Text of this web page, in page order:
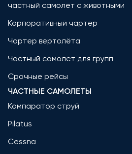
частный самолет с животными
Корпоративный чартер
Чартер вертолёта
Частный самолет для групп
Срочные рейсы
ЧАСТНЫЕ САМОЛЕТЫ
Компаратор струй
Pilatus
Cessna